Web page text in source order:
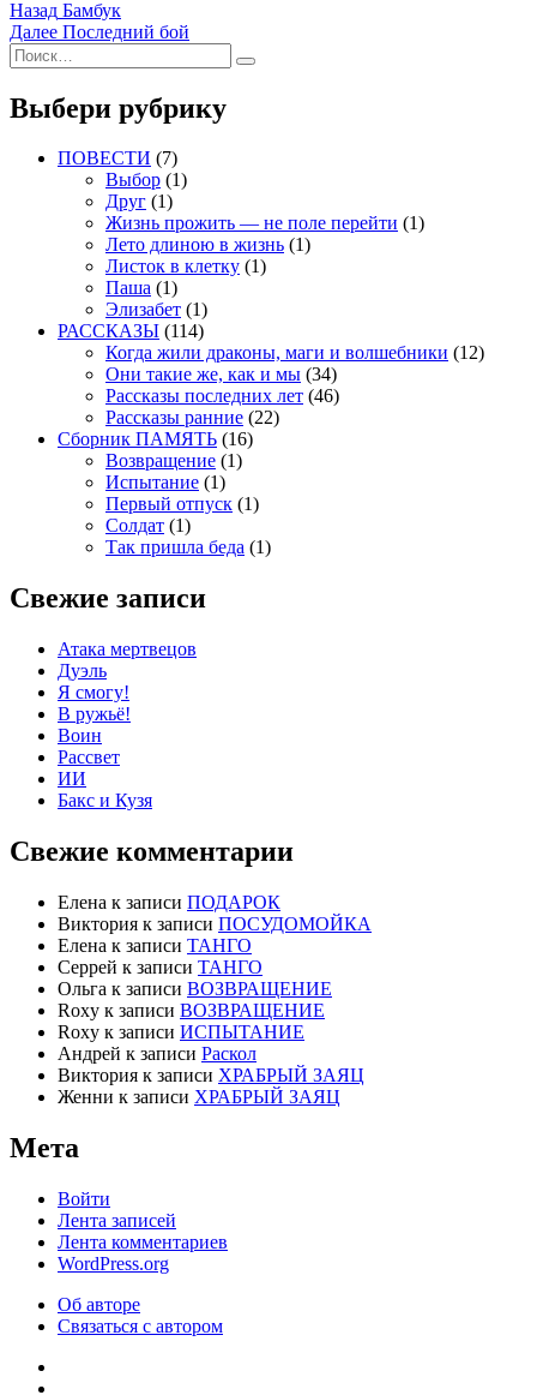
Навигация
по
записям
Назад Предыдущая
запись:
Бамбук
Далее Следующая
Последний бой
Искать:
Поиск
Выбери рубрику
ПОВЕСТИ (7)
Выбор (1)
Друг (1)
Жизнь прожить — не поле перейти (1)
Лето длиною в жизнь (1)
Листок в клетку (1)
Паша (1)
Элизабет (1)
РАССКАЗЫ (114)
Когда жили драконы, маги и волшебники (12)
Они такие же, как и мы (34)
Рассказы последних лет (46)
Рассказы ранние (22)
Сборник ПАМЯТЬ (16)
Возвращение (1)
Испытание (1)
Первый отпуск (1)
Солдат (1)
Так пришла беда (1)
Свежие записи
Атака мертвецов
Дуэль
Я смогу!
В ружьё!
Воин
Рассвет
ИИ
Бакс и Кузя
Свежие комментарии
Елена к записи ПОДАРОК
Виктория к записи ПОСУДОМОЙКА
Елена к записи ТАНГО
Серрей к записи ТАНГО
Ольга к записи ВОЗВРАЩЕНИЕ
Roxy к записи ВОЗВРАЩЕНИЕ
Roxy к записи ИСПЫТАНИЕ
Андрей к записи Раскол
Виктория к записи ХРАБРЫЙ ЗАЯЦ
Женни к записи ХРАБРЫЙ ЗАЯЦ
Мета
Войти
Лента записей
Лента комментариев
WordPress.org
Об авторе
Связаться с автором